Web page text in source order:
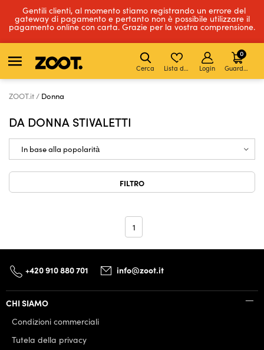
Gentili clienti, al momento stiamo registrando un errore del
gateway di pagamento e pertanto non è possibile utilizzare il
pagamento online con carta. Grazie per la vostra comprensione.
Cerca Lista dei desideri Login Guardare
0
ZOOT.it Donna
DA DONNA STIVALETTI
FILTRO
1
+420 910 880 701 info@zoot.it
CHI SIAMO
Condizioni commerciali
Tutela della privacy